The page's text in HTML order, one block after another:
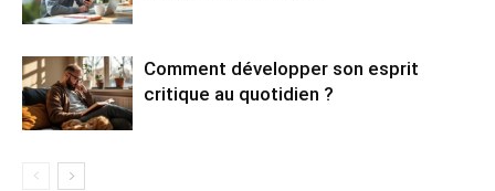
Comment développer son esprit
critique au quotidien ?